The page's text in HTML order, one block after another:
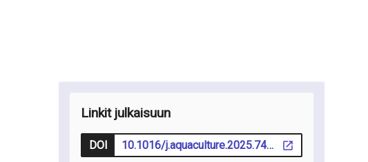
Linkit julkaisuun
DOI 10.1016/j.aquaculture.2025.742956